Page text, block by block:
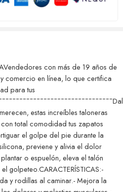
con más de 19 años de
comercio en línea, lo que certifica
para tus
estas increíbles taloneras
total comodidad tus zapatos
el golpe del pie durante la
previene y alivia el dolor
o espuelón, eleva el talón
golpeteo.CARACTERÍSTICAS:-
y rodillas al caminar.- Mejora la